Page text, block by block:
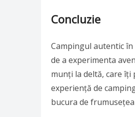
Concluzie
Campingul autentic
de a experimenta
munți la deltă, care
experiență de
bucura de